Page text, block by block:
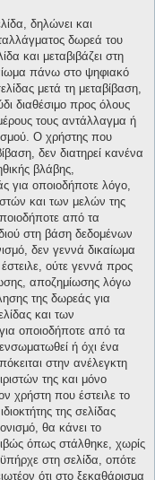
δηλώνει και
δωρεά του
και μεταβιβάζει στη
πάνω στο ψηφιακό
μετά τη μεταβίβαση,
διαθέσιμο προς όλους
τους αντάλλαγμα ή
Ο χρήστης που
δεν διατηρεί κανένα
βλάβης,
για οποιοδήποτε λόγο,
και των μελών της
από τα
στη βάση δεδομένων
δεν γεννά δικαίωμα
ούτε γεννά προς
αποζημίωσης λόγω
της δωρεάς για
και των
οποιοδήποτε από τα
ή όχι ένα
στην ανέλεγκτη
της και μόνο
χρήστη που έστειλε το
της σελίδας
θα κάνει το
όπως στάλθηκε, χωρίς
στη σελίδα, οπότε
ότι στο ξεκαθάρισμα